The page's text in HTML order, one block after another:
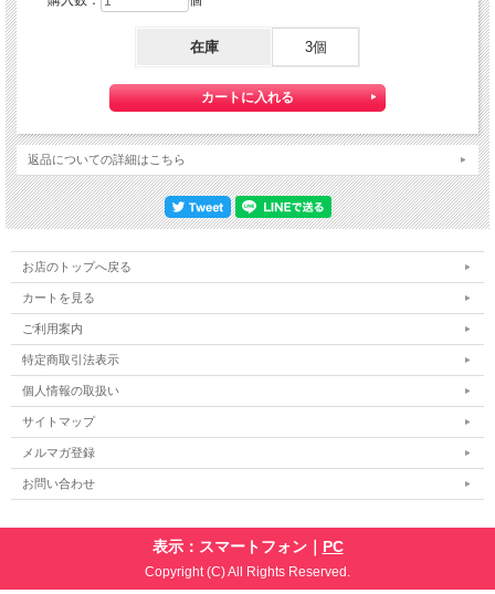
在庫 3個
返品についての詳細はこちら
お店のトップへ戻る
カートを見る
ご利用案内
特定商取引法表示
個人情報の取扱い
サイトマップ
メルマガ登録
お問い合わせ
表示：スマートフォン｜ PC
Copyright (C) All Rights Reserved.